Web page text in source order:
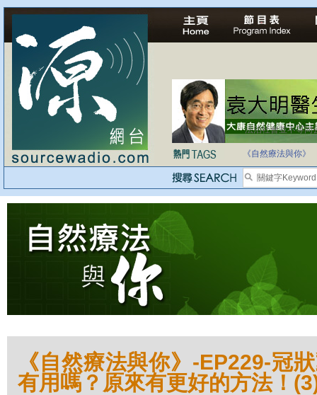
法治社會並不等同
《自然療法與你》
《自然療法與你》-EP229-冠
有用嗎？原來有更好的方法！